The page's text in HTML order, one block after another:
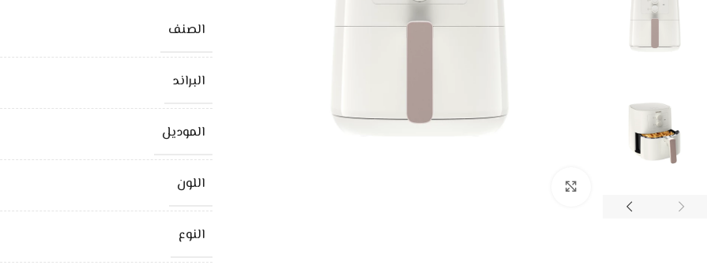
الصنف
البراند
الموديل
اللون
النوع